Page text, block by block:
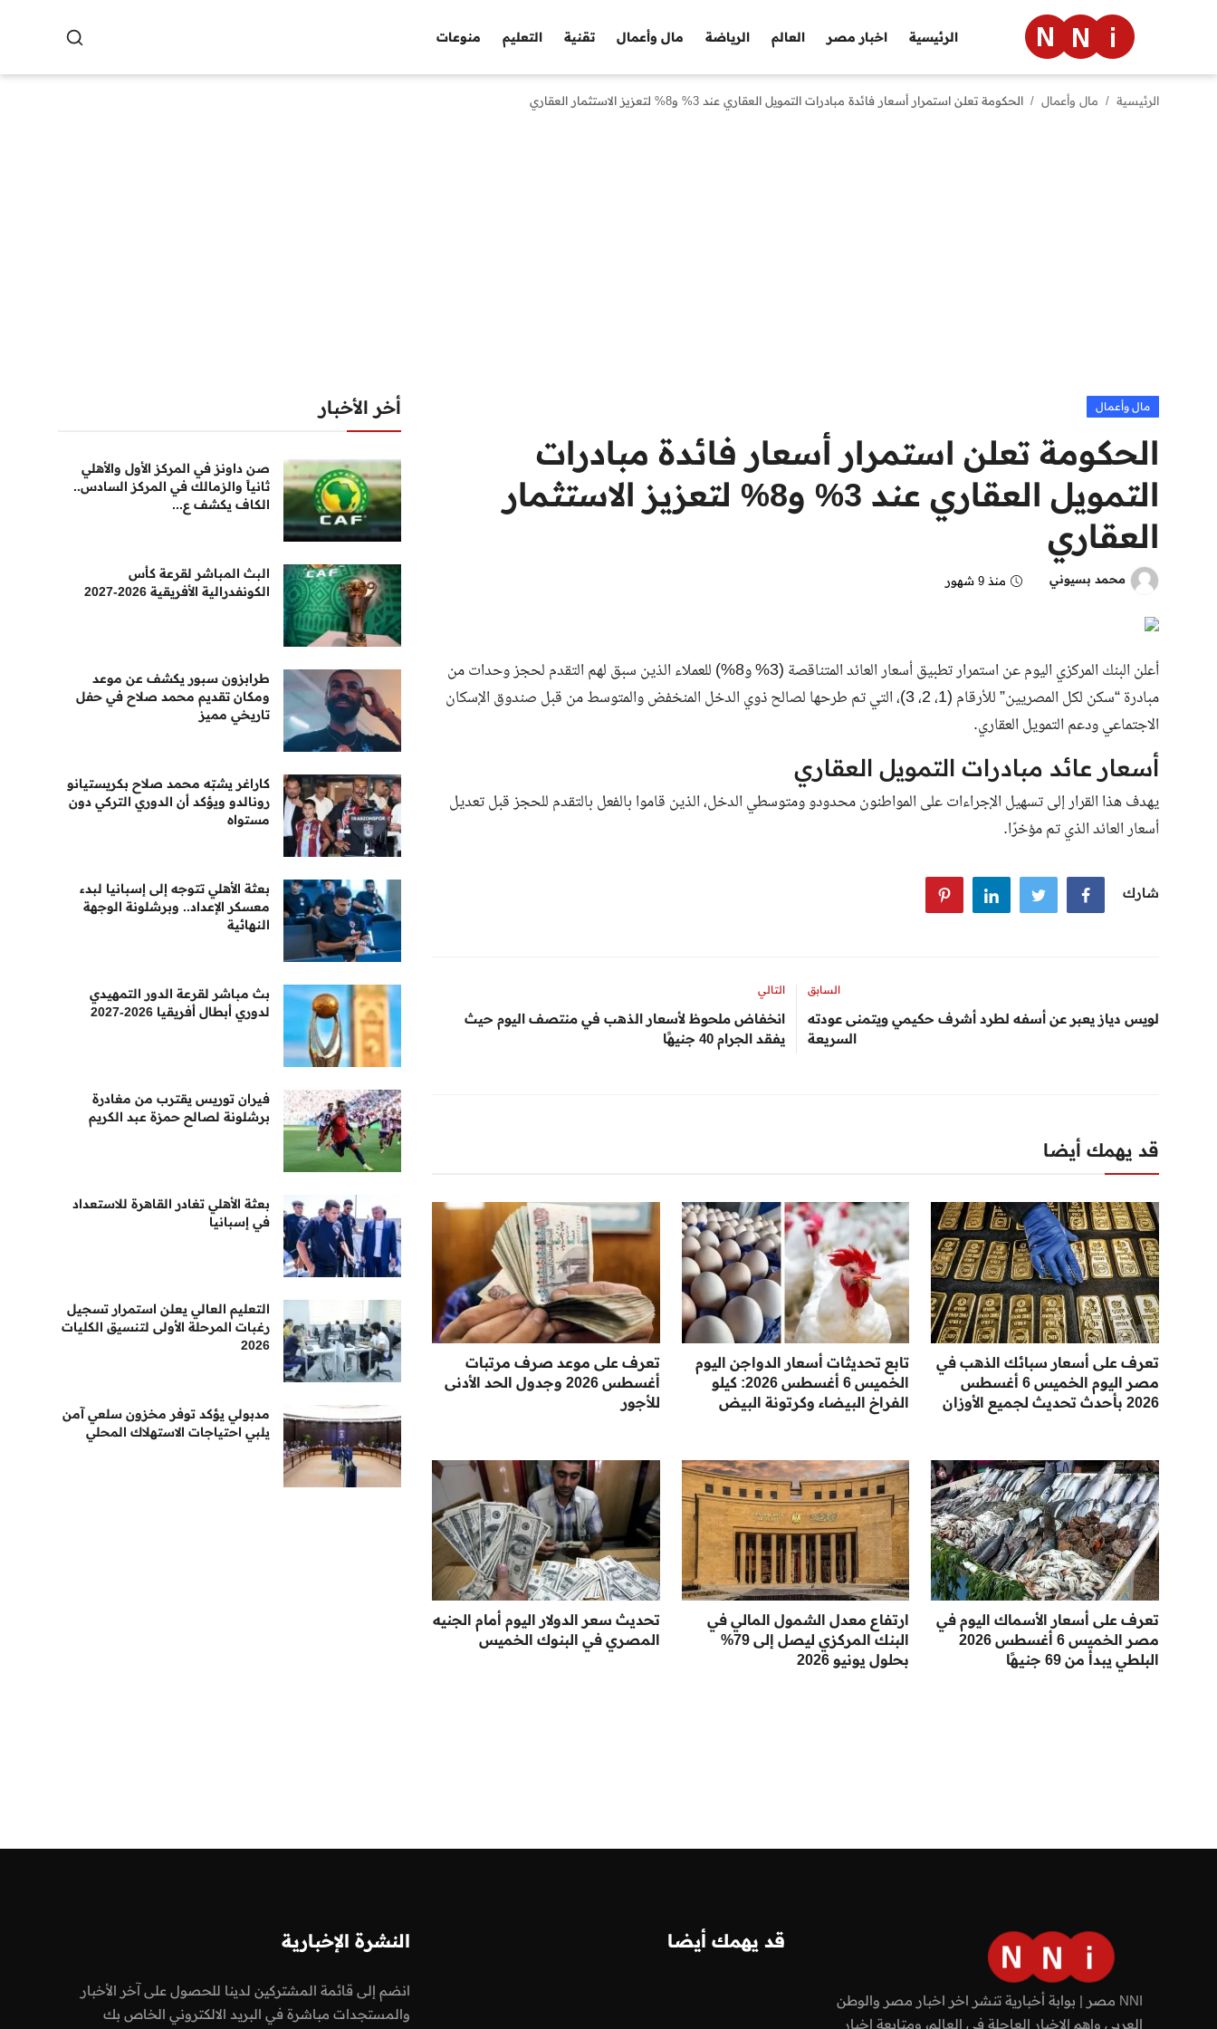
الرئيسية اخبار مصر العالم الرياضة مال وأعمال تقنية التعليم منوعات
منوعات
الرئيسية مال وأعمال الحكومة تعلن استمرار أسعار فائدة مبادرات التمويل العقاري عند 3% و8% لتعزيز الاستثمار العقاري
مال وأعمال
الحكومة تعلن استمرار أسعار فائدة مبادرات
التمويل العقاري عند 3% و8% لتعزيز الاستثمار
العقاري
محمد بسيوني منذ 9 شهور
أعلن البنك المركزي اليوم عن استمرار تطبيق أسعار العائد المتناقصة (3% و8%) للعملاء الذين سبق لهم التقدم لحجز وحدات من
مبادرة “سكن لكل المصريين” للأرقام (1، 2، 3)، التي تم طرحها لصالح ذوي الدخل المنخفض والمتوسط من قبل صندوق الإسكان
الاجتماعي ودعم التمويل العقاري.
أسعار عائد مبادرات التمويل العقاري
يهدف هذا القرار إلى تسهيل الإجراءات على المواطنون محدودو ومتوسطي الدخل، الذين قاموا بالفعل بالتقدم للحجز قبل تعديل
أسعار العائد الذي تم مؤخرًا.
شارك
السابق
لويس دياز يعبر عن أسفه لطرد أشرف حكيمي ويتمنى عودته
السريعة
التالي
انخفاض ملحوظ لأسعار الذهب في منتصف اليوم حيث
يفقد الجرام 40 جنيهًا
قد يهمك أيضا
تعرف على أسعار سبائك الذهب في
مصر اليوم الخميس 6 أغسطس
2026 بأحدث تحديث لجميع الأوزان
تابع تحديثات أسعار الدواجن اليوم
الخميس 6 أغسطس 2026: كيلو
الفراخ البيضاء وكرتونة البيض
تعرف على موعد صرف مرتبات
أغسطس 2026 وجدول الحد الأدنى
للأجور
تعرف على أسعار الأسماك اليوم في
مصر الخميس 6 أغسطس 2026
البلطي يبدأ من 69 جنيهًا
ارتفاع معدل الشمول المالي في
البنك المركزي ليصل إلى 79%
بحلول يونيو 2026
تحديث سعر الدولار اليوم أمام الجنيه
المصري في البنوك الخميس
أخر الأخبار
صن داونز في المركز الأول والأهلي
ثانياً والزمالك في المركز السادس..
الكاف يكشف ع...
البث المباشر لقرعة كأس
الكونفدرالية الأفريقية 2026-2027
طرابزون سبور يكشف عن موعد
ومكان تقديم محمد صلاح في حفل
تاريخي مميز
كاراغر يشبّه محمد صلاح بكريستيانو
رونالدو ويؤكد أن الدوري التركي دون
مستواه
بعثة الأهلي تتوجه إلى إسبانيا لبدء
معسكر الإعداد.. وبرشلونة الوجهة
النهائية
بث مباشر لقرعة الدور التمهيدي
لدوري أبطال أفريقيا 2026-2027
فيران توريس يقترب من مغادرة
برشلونة لصالح حمزة عبد الكريم
بعثة الأهلي تغادر القاهرة للاستعداد
في إسبانيا
التعليم العالي يعلن استمرار تسجيل
رغبات المرحلة الأولى لتنسيق الكليات
2026
مدبولي يؤكد توفر مخزون سلعي آمن
يلبي احتياجات الاستهلاك المحلي
NNI مصر | بوابة أخبارية تنشر اخر اخبار مصر والوطن
العربي واهم الاخبار العاجلة في العالم، ومتابعة اخبار
قد يهمك أيضا النشرة الإخبارية
انضم إلى قائمة المشتركين لدينا للحصول على آخر الأخبار
والمستجدات مباشرة في البريد الالكتروني الخاص بك